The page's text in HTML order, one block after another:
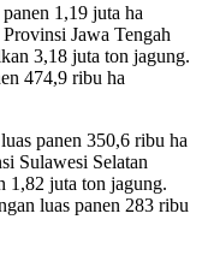
1,19 juta ha
Jawa Tengah
3,18 juta ton jagung.
474,9 ribu ha
panen 350,6 ribu ha
Sulawesi Selatan
1,82 juta ton jagung.
luas panen 283 ribu